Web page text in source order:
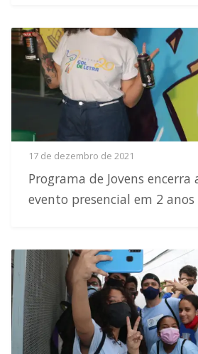
17 de dezembro de 2021
Programa de Jovens
evento presencial em 2 anos